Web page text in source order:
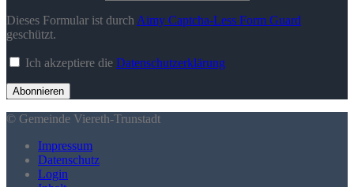
Dieses Formular ist durch Aimy Captcha-Less Form Guard
geschützt.
Ich akzeptiere die Datenschutzerklärung
Abonnieren
© Gemeinde Viereth-Trunstadt
Impressum
Datenschutz
Login